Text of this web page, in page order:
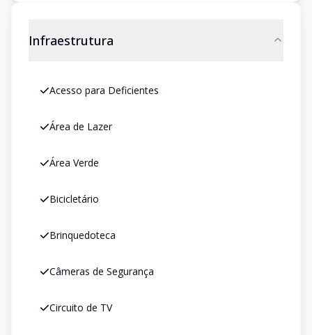
Infraestrutura
Acesso para Deficientes
Área de Lazer
Área Verde
Bicicletário
Brinquedoteca
Câmeras de Segurança
Circuito de TV